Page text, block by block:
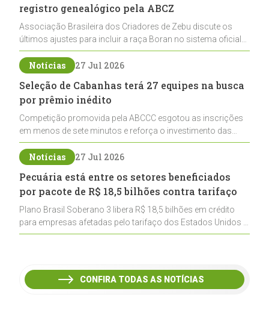
registro genealógico pela ABCZ
Associação Brasileira dos Criadores de Zebu discute os
últimos ajustes para incluir a raça Boran no sistema oficial
de registros, abrindo caminho para sua expansão na
pecuária nacional
Notícias 27 Jul 2026
Seleção de Cabanhas terá 27 equipes na busca
por prêmio inédito
Competição promovida pela ABCCC esgotou as inscrições
em menos de sete minutos e reforça o investimento das
cabanhas na seleção genética de Cavalos Crioulos voltados
ao laço
Notícias 27 Jul 2026
Pecuária está entre os setores beneficiados
por pacote de R$ 18,5 bilhões contra tarifaço
Plano Brasil Soberano 3 libera R$ 18,5 bilhões em crédito
para empresas afetadas pelo tarifaço dos Estados Unidos e
inclui a pecuária entre os setores estratégicos
CONFIRA TODAS AS NOTÍCIAS